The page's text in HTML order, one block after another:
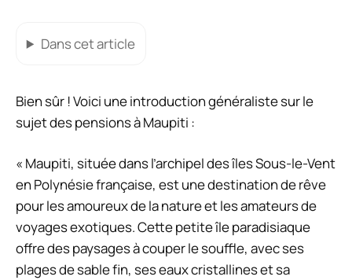
Dans cet article
Bien sûr ! Voici une introduction généraliste sur le
sujet des pensions à Maupiti :
« Maupiti, située dans l’archipel des îles Sous-le-Vent
en Polynésie française, est une destination de rêve
pour les amoureux de la nature et les amateurs de
voyages exotiques. Cette petite île paradisiaque
offre des paysages à couper le souffle, avec ses
plages de sable fin, ses eaux cristallines et sa